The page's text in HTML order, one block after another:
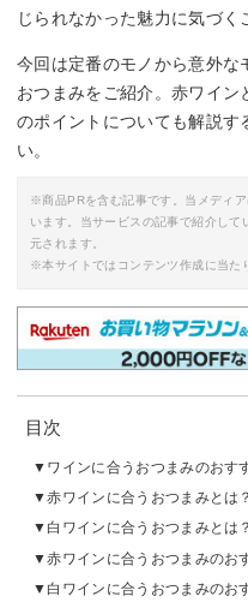
じられなかった魅力に気づく
今回は定番のモノから意外な
おつまみをご紹介。赤ワイン
のポイントについても解説す
い。
※商品PRを含む記事です。当メディ
います。当サービスの記事で紹介し
元されます。
※本サイトではコンテンツ作成に当た
目次
ワインに合うおつまみのおす
赤ワインに合うおつまみとは？
白ワインに合うおつまみとは？
赤ワインに合うおつまみのお
白ワインに合うおつまみのお